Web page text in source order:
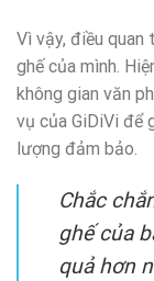
Vì vậy, điều quan
ghế của mình.
không gian văn
vụ của GiDiVi để
lượng đảm bảo.
Chắc
ghế của
quả hơn